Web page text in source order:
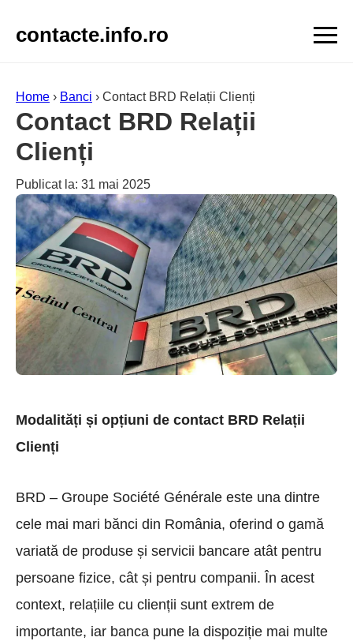
contacte.info.ro
Home › Banci › Contact BRD Relații Clienți
Contact BRD Relații
Clienți
Publicat la: 31 mai 2025
Modalități și opțiuni de contact BRD Relații
Clienți
BRD – Groupe Société Générale este una dintre
cele mai mari bănci din România, oferind o gamă
variată de produse și servicii bancare atât pentru
persoane fizice, cât și pentru companii. În acest
context, relațiile cu clienții sunt extrem de
importante, iar banca pune la dispoziție mai multe